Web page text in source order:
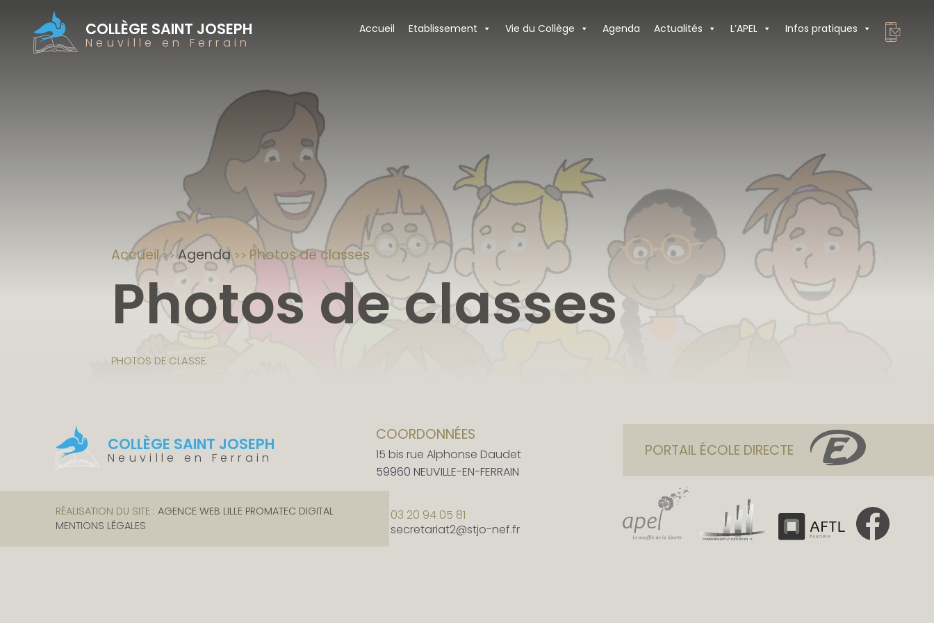
COLLÈGE SAINT JOSEPH
Neuville en Ferrain
Accueil Etablissement Vie du Collège Agenda Actualités L’APEL Infos pratiques
Accueil Agenda Photos de classes
Photos de classes
PHOTOS DE CLASSE.
COLLÈGE SAINT JOSEPH
Neuville en Ferrain
RÉALISATION DU SITE : AGENCE WEB LILLE PROMATEC DIGITAL
MENTIONS LÉGALES
COORDONNÉES
15 bis rue Alphonse Daudet
59960 NEUVILLE-EN-FERRAIN
03 20 94 05 81
secretariat2@stjo-nef.fr
PORTAIL ÉCOLE DIRECTE